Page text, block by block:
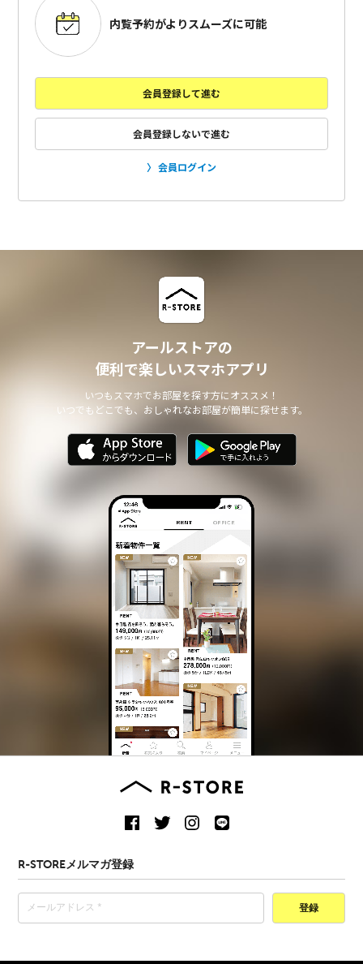
内覧予約がよりスムーズに可能
会員登録して進む
会員登録しないで進む
会員ログイン
アールストアの
便利で楽しいスマホアプリ
いつもスマホでお部屋を探す方にオススメ！
いつでもどこでも、おしゃれなお部屋が簡単に探せます。
R-STOREメルマガ登録
登録